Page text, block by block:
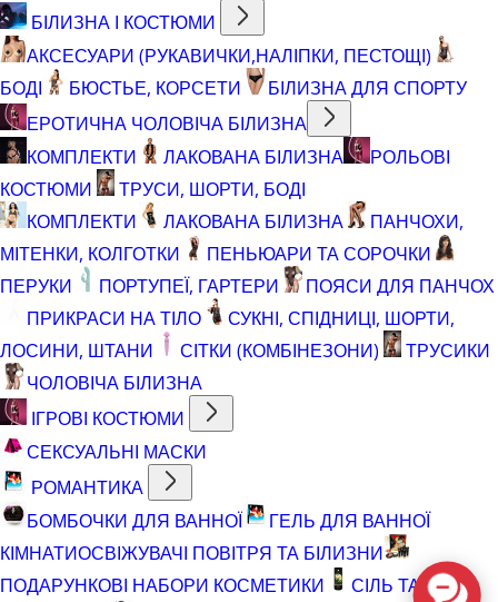
БІЛИЗНА І КОСТЮМИ
АКСЕСУАРИ (РУКАВИЧКИ,НАЛІПКИ, ПЕСТОЩІ)
БОДІ
БЮСТЬЕ, КОРСЕТИ
БІЛИЗНА ДЛЯ СПОРТУ
ЕРОТИЧНА ЧОЛОВІЧА БІЛИЗНА
КОМПЛЕКТИ
ЛАКОВАНА БІЛИЗНА
РОЛЬОВІ
КОСТЮМИ
ТРУСИ, ШОРТИ, БОДІ
КОМПЛЕКТИ
ЛАКОВАНА БІЛИЗНА
ПАНЧОХИ,
МІТЕНКИ, КОЛГОТКИ
ПЕНЬЮАРИ ТА СОРОЧКИ
ПЕРУКИ
ПОРТУПЕЇ, ГАРТЕРИ
ПОЯСИ ДЛЯ ПАНЧОХ
ПРИКРАСИ НА ТІЛО
СУКНІ, СПІДНИЦІ, ШОРТИ,
ЛОСИНИ, ШТАНИ
СІТКИ (КОМБІНЕЗОНИ)
ТРУСИКИ
ЧОЛОВІЧА БІЛИЗНА
ІГРОВІ КОСТЮМИ
СЕКСУАЛЬНІ МАСКИ
РОМАНТИКА
БОМБОЧКИ ДЛЯ ВАННОЇ
ГЕЛЬ ДЛЯ ВАННОЇ
КІМНАТИОСВІЖУВАЧІ ПОВІТРЯ ТА БІЛИЗНИ
ПОДАРУНКОВІ НАБОРИ КОСМЕТИКИ
СІЛЬ ТА ПІНА